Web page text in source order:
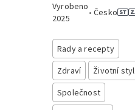
Vyrobeno
2025
• Česko
Rady a recepty
Zdraví
Životní styl
Společnost